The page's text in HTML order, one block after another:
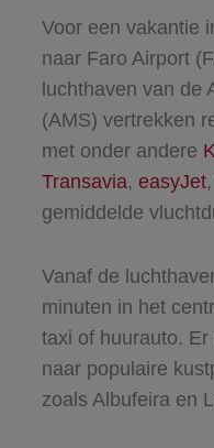
Voor een vakantie
naar Faro Airport
luchthaven van de
(AMS) vertrekken
met onder andere
Transavia, easyJet,
gemiddelde
Vanaf de
minuten in het
taxi of huurauto.
naar populaire
zoals Albufeira en